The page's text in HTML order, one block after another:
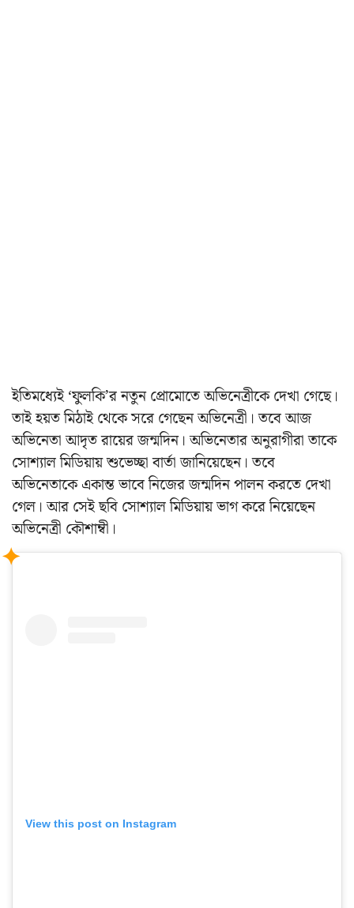
ইতিমধ্যেই ‘ফুলকি’র নতুন প্রোমোতে অভিনেত্রীকে দেখা গেছে।
তাই হয়ত মিঠাই থেকে সরে গেছেন অভিনেত্রী। তবে আজ
অভিনেতা আদৃত রায়ের জন্মদিন। অভিনেতার অনুরাগীরা তাকে
সোশ্যাল মিডিয়ায় শুভেচ্ছা বার্তা জানিয়েছেন। তবে
অভিনেতাকে একান্ত ভাবে নিজের জন্মদিন পালন করতে দেখা
গেল। আর সেই ছবি সোশ্যাল মিডিয়ায় ভাগ করে নিয়েছেন
অভিনেত্রী কৌশাম্বী।
View this post on Instagram